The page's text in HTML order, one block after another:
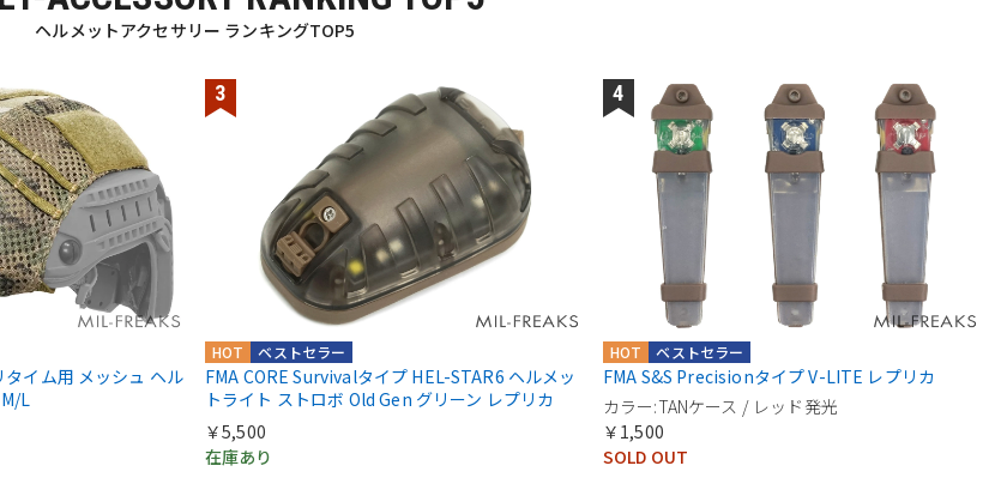
ヘルメットアクセサリー ランキングTOP5
イム用 メッシュ ヘル
L
ベストセラー
HOT
FMA CORE Survivalタイプ HEL-STAR6 ヘルメッ
トライト ストロボ Old Gen グリーン レプリカ
￥5,500
在庫あり
ベストセラー
HOT
FMA S&S Precisionタイプ V-LITE レプリカ
カラー:TANケース / レッド発光
￥1,500
SOLD OUT